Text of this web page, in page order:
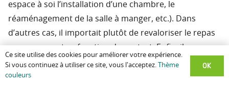
espace à soi l’installation d’une chambre, le
réaménagement de la salle à manger, etc.). Dans
d’autres cas, il importait plutôt de revaloriser le repas
en commun et sa fonction de contact. Enfin, il nous
paraissait quelquefois souhaitable d’aider le patient à
éprouver plus consciemment ses frontières
Ce site utilise des cookies pour améliorer votre expérience.
Si vous continuez à utiliser ce site, vous l'acceptez.
Thème
couleurs
OK